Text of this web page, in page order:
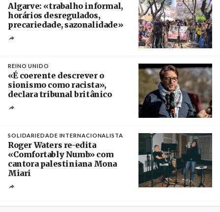
Algarve: «trabalho informal,
horários desregulados,
precariedade, sazonalidade»
REINO UNIDO
«É coerente descrever o
sionismo como racista»,
declara tribunal britânico
SOLIDARIEDADE INTERNACIONALISTA
Roger Waters re-edita
«Comfortably Numb» com
cantora palestiniana Mona
Miari